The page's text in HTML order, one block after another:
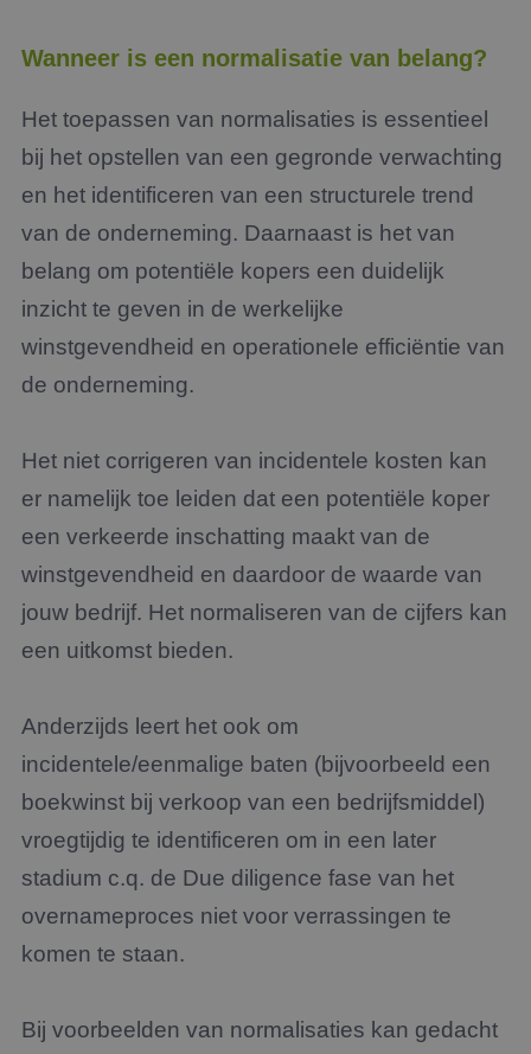
Wanneer is een normalisatie van belang?
Het toepassen van normalisaties is essentieel
bij het opstellen van een gegronde verwachting
en het identificeren van een structurele trend
van de onderneming. Daarnaast is het van
belang om potentiële kopers een duidelijk
inzicht te geven in de werkelijke
winstgevendheid en operationele efficiëntie van
de onderneming.
Het niet corrigeren van incidentele kosten kan
er namelijk toe leiden dat een potentiële koper
een verkeerde inschatting maakt van de
winstgevendheid en daardoor de waarde van
jouw bedrijf. Het normaliseren van de cijfers kan
een uitkomst bieden.
Anderzijds leert het ook om
incidentele/eenmalige baten (bijvoorbeeld een
boekwinst bij verkoop van een bedrijfsmiddel)
vroegtijdig te identificeren om in een later
stadium c.q. de Due diligence fase van het
overnameproces niet voor verrassingen te
komen te staan.
Bij voorbeelden van normalisaties kan gedacht